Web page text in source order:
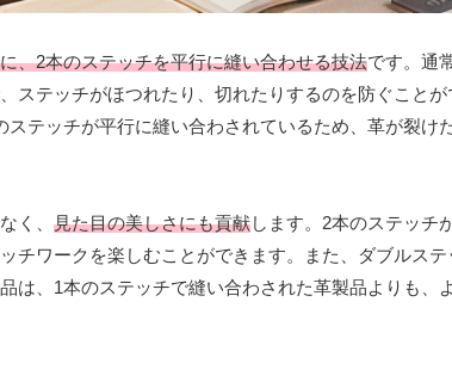
、2本のステッチを平行に縫い合わせる技法です。通
ステッチがほつれたり、切れたりするのを防ぐこと
テッチが平行に縫い合わされているため、革が裂け
く、 見た目の美しさにも貢献します。2本のステッチ
チワークを楽しむことができます。また、ダブルステ
は、1本のステッチで縫い合わされた革製品よりも、